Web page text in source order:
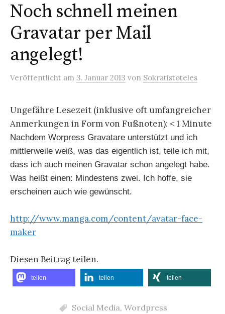
Noch schnell meinen
Gravatar per Mail
angelegt!
Veröffentlicht am 3. Januar 2013 von Sokratistoteles
Ungefähre Lesezeit (inklusive oft umfangreicher
Anmerkungen in Form von Fußnoten): < 1 Minute
Nachdem Worpress Gravatare unterstützt und ich
mittlerweile weiß, was das eigentlich ist, teile ich mit,
dass ich auch meinen Gravatar schon angelegt habe.
Was heißt einen: Mindestens zwei. Ich hoffe, sie
erscheinen auch wie gewünscht.
http://www.manga.com/content/avatar-face-
maker
Diesen Beitrag teilen.
teilen teilen teilen
Social Media, Wordpress